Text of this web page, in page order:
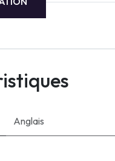
AWS
Versant
Agrisciences
ccs
Anglais